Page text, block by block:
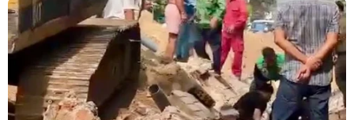
mới 20 tuổi. Nhập ngũ chưa được một năm thì
gia đình nghe tin Lộc đã hy sinh. Đây là nỗi đau
không thể bù đắp của gia đình, nhưng sự hy
sinh của con tôi để bảo vệ Tổ quốc là điều rất
đáng tự hào."